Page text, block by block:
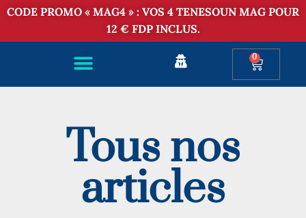
CODE PROMO « MAG4 » : VOS 4 TENESOUN MAG POUR
12 € FDP INCLUS.
0
Tous nos
articles